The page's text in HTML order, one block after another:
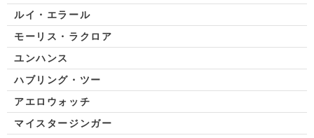
ルイ・エラール
モーリス・ラクロア
ユンハンス
ハブリング・ツー
アエロウォッチ
マイスタージンガー